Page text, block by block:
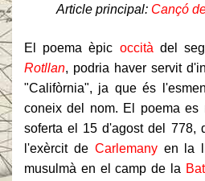
Article principal: Cançó
El poema èpic occità del
Rotllan, podria haver servit
"Califòrnia", ja que és
coneix del nom. El poema es
soferta el 15 d'agost del 778,
l'exèrcit de Carlemanyen la
musulmà en el camp de la